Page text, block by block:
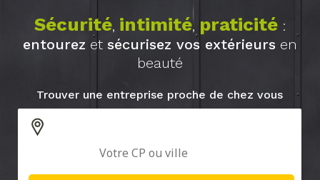
Sécurité, intimité, praticité:
entourez et sécurisez vos extérieurs en
beauté
Trouver une entreprise proche de chez vous